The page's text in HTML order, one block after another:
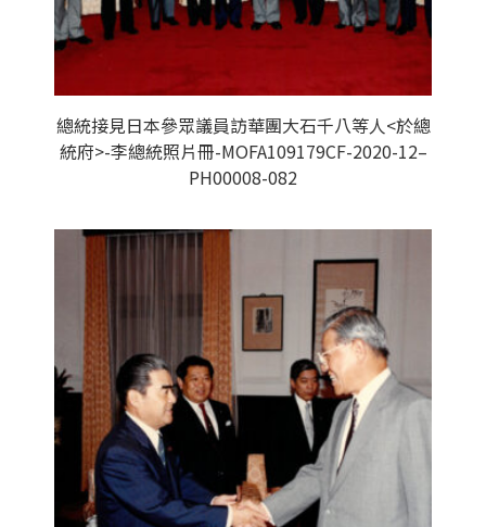
總統接見日本參眾議員訪華團大石千八等人<於總
統府>-李總統照片冊-MOFA109179CF-2020-12–
PH00008-082